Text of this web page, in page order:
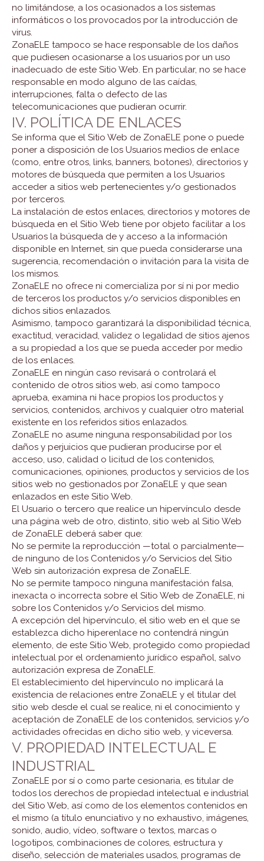
no limitándose, a los ocasionados a los sistemas
informáticos o los provocados por la introducción de
virus.
ZonaELE tampoco se hace responsable de los daños
que pudiesen ocasionarse a los usuarios por un uso
inadecuado de este Sitio Web. En particular, no se hace
responsable en modo alguno de las caídas,
interrupciones, falta o defecto de las
telecomunicaciones que pudieran ocurrir.
IV. POLÍTICA DE ENLACES
Se informa que el Sitio Web de ZonaELE pone o puede
poner a disposición de los Usuarios medios de enlace
(como, entre otros, links, banners, botones), directorios y
motores de búsqueda que permiten a los Usuarios
acceder a sitios web pertenecientes y/o gestionados
por terceros.
La instalación de estos enlaces, directorios y motores de
búsqueda en el Sitio Web tiene por objeto facilitar a los
Usuarios la búsqueda de y acceso a la información
disponible en Internet, sin que pueda considerarse una
sugerencia, recomendación o invitación para la visita de
los mismos.
ZonaELE no ofrece ni comercializa por sí ni por medio
de terceros los productos y/o servicios disponibles en
dichos sitios enlazados.
Asimismo, tampoco garantizará la disponibilidad técnica,
exactitud, veracidad, validez o legalidad de sitios ajenos
a su propiedad a los que se pueda acceder por medio
de los enlaces.
ZonaELE en ningún caso revisará o controlará el
contenido de otros sitios web, así como tampoco
aprueba, examina ni hace propios los productos y
servicios, contenidos, archivos y cualquier otro material
existente en los referidos sitios enlazados.
ZonaELE no asume ninguna responsabilidad por los
daños y perjuicios que pudieran producirse por el
acceso, uso, calidad o licitud de los contenidos,
comunicaciones, opiniones, productos y servicios de los
sitios web no gestionados por ZonaELE y que sean
enlazados en este Sitio Web.
El Usuario o tercero que realice un hipervínculo desde
una página web de otro, distinto, sitio web al Sitio Web
de ZonaELE deberá saber que:
No se permite la reproducción —total o parcialmente—
de ninguno de los Contenidos y/o Servicios del Sitio
Web sin autorización expresa de ZonaELE.
No se permite tampoco ninguna manifestación falsa,
inexacta o incorrecta sobre el Sitio Web de ZonaELE, ni
sobre los Contenidos y/o Servicios del mismo.
A excepción del hipervínculo, el sitio web en el que se
establezca dicho hiperenlace no contendrá ningún
elemento, de este Sitio Web, protegido como propiedad
intelectual por el ordenamiento jurídico español, salvo
autorización expresa de ZonaELE.
El establecimiento del hipervínculo no implicará la
existencia de relaciones entre ZonaELE y el titular del
sitio web desde el cual se realice, ni el conocimiento y
aceptación de ZonaELE de los contenidos, servicios y/o
actividades ofrecidas en dicho sitio web, y viceversa.
V. PROPIEDAD INTELECTUAL E
INDUSTRIAL
ZonaELE por sí o como parte cesionaria, es titular de
todos los derechos de propiedad intelectual e industrial
del Sitio Web, así como de los elementos contenidos en
el mismo (a título enunciativo y no exhaustivo, imágenes,
sonido, audio, vídeo, software o textos, marcas o
logotipos, combinaciones de colores, estructura y
diseño, selección de materiales usados, programas de